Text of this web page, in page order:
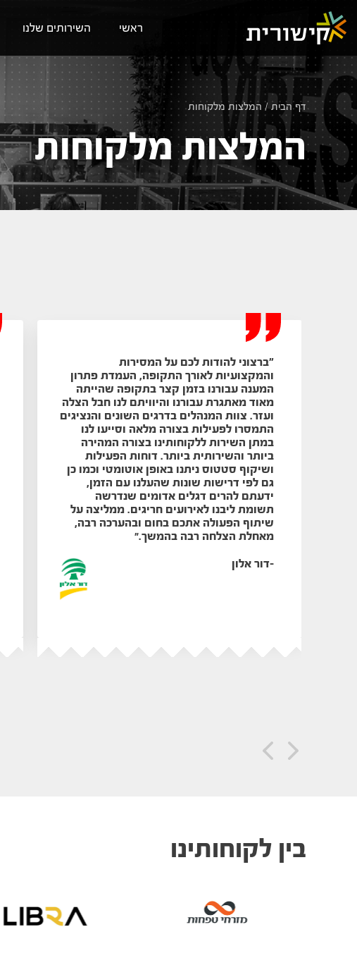
ראשי השירותים שלנו
דף הבית/ המלצות מלקוחות
המלצות מלקוחות
"ברצוני להודות לכם על המסירות
והמקצועיות לאורך התקופה, העמדת פתרון
המענה עבורנו בזמן קצר בתקופה שהייתה
מאוד מאתגרת עבורנו והיוויתם לנו חבל הצלה
ועזר. צוות המנהלים בדרגים השונים והנציגים
התמסרו לפעילות בצורה מלאה וסייעו לנו
במתן השירות ללקוחותינו בצורה המהירה
ביותר והשירותית ביותר. דוחות הפעילות
ושיקוף סטטוס ניתנו באופן אוטומטי וכמו כן
גם לפי דרישות שונות שהעלנו עם הזמן,
ידעתם להרים דגלים אדומים שנדרשה
תשומת ליבנו לאירועים חריגים. ממליצה על
שיתוף הפעולה אתכם בחום ובהערכה רבה,
מאחלת הצלחה רבה בהמשך."
-דור אלון
בין לקוחותינו